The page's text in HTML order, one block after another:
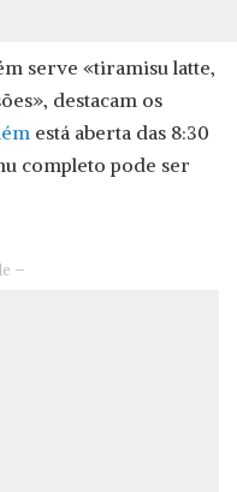
serve «tiramisu latte,
destacam os
está aberta das 8:30
completo pode ser
–